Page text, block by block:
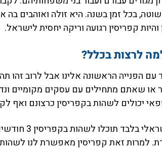
בכל זמן בשנה. היא זולה ואוהבים בה
קפריסין רגועה וריקה יחסית לישראל.
לרצות בכלל?
עם הפנייה הראשונה אלינו אבל לרוב
שאתם מתחילים עם עסקים מקומיים
יכולים לשהות בקפריסין כרצונם
באם אתם
למרות זאת קפריסין מאפשרת לנו